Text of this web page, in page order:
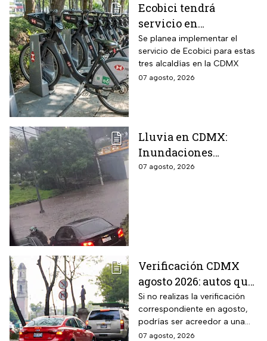
Ecobici tendrá
servicio en
Iztapalapa, Tlalpan e
Iztacalco; preparan
nuevas estaciones
Se planea implementar el
servicio de Ecobici para estas
tres alcaldías en la CDMX
07 agosto, 2026
Lluvia en CDMX:
Inundaciones
colapsan Periférico
07 agosto, 2026
Verificación CDMX
agosto 2026: autos que
deben hacer el
trámite y posibles
multas
Si no realizas la verificación
correspondiente en agosto,
podrías ser acreedor a una
sanción económica
07 agosto, 2026